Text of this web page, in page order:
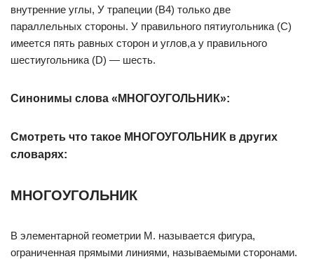
внутренние углы, У трапеции (В4) только две
параллельных стороны. У правильного пятиугольника (С)
имеется пять равных сторон и углов,а у правильного
шестиугольника (D) — шесть.
Синонимы слова «МНОГОУГОЛЬНИК»:
Смотреть что такое МНОГОУГОЛЬНИК в других
словарях:
МНОГОУГОЛЬНИК
В элементарной геометрии М. называется фигура,
ограниченная прямыми линиями, называемыми сторонами.